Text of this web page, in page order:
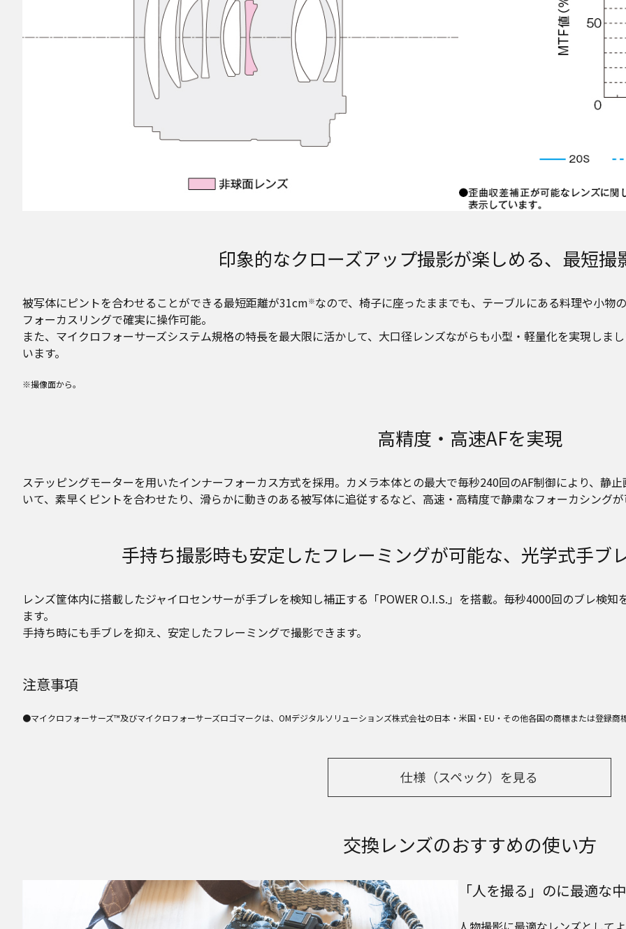
印象的なクローズアップ撮影が楽しめる、最短撮
被写体にピントを合わせることができる最短距離が31cm※なので、椅子に座ったままでも、テーブルにある料理や小物
フォーカスリングで確実に操作可能。
また、マイクロフォーサーズシステム規格の特長を最大限に活かして、大口径レンズながらも小型・軽量化を実現しま
います。
※撮像面から。
高精度・高速AFを実現
ステッピングモーターを用いたインナーフォーカス方式を採用。カメラ本体との最大で毎秒240回のAF制御により、静
いて、素早くピントを合わせたり、滑らかに動きのある被写体に追従するなど、高速・高精度で静粛なフォーカシングが
手持ち撮影時も安定したフレーミングが可能な、光学式手ブ
レンズ筐体内に搭載したジャイロセンサーが手ブレを検知し補正する「POWER O.I.S.」を搭載。毎秒4000回のブレ検
ます。
手持ち時にも手ブレを抑え、安定したフレーミングで撮影できます。
注意事項
●マイクロフォーサーズ™及びマイクロフォーサーズロゴマークは、OMデジタルソリューションズ株式会社の日本・米国・EU・その他各国の商標または登録商標
仕様（スペック）を見る
交換レンズのおすすめの使い方
「人を撮る」のに最適な